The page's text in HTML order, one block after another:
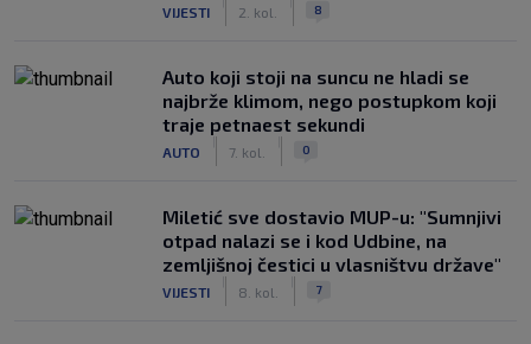
VIJESTI 2. kol. 8
Auto koji stoji na suncu ne hladi se
najbrže klimom, nego postupkom koji
traje petnaest sekundi
AUTO 7. kol. 0
Miletić sve dostavio MUP-u: "Sumnjivi
otpad nalazi se i kod Udbine, na
zemljišnoj čestici u vlasništvu države"
VIJESTI 8. kol. 7